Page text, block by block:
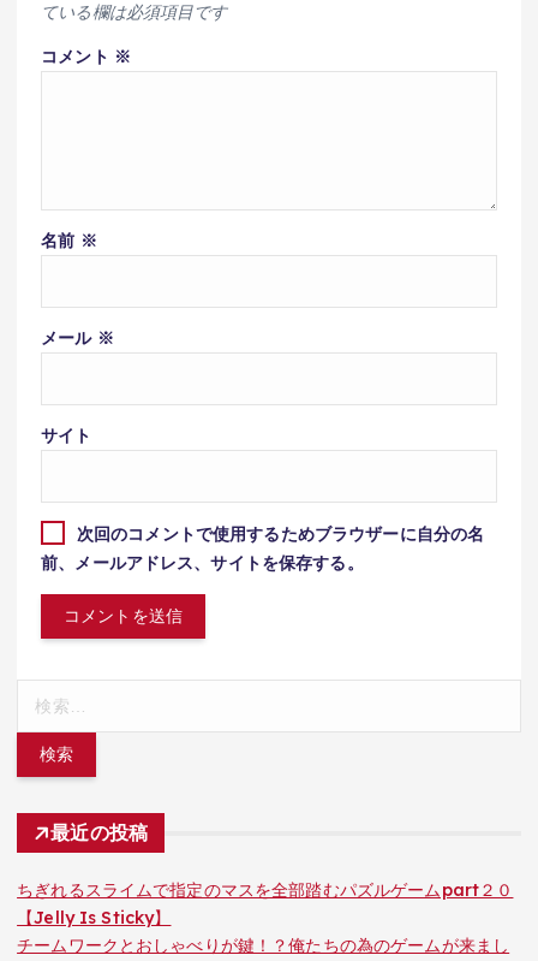
ている欄は必須項目です
コメント ※
名前 ※
メール ※
サイト
次回のコメントで使用するためブラウザーに自分の名
前、メールアドレス、サイトを保存する。
最近の投稿
ちぎれるスライムで指定のマスを全部踏むパズルゲームpart２０
【Jelly Is Sticky】
チームワークとおしゃべりが鍵！？俺たちの為のゲームが来まし